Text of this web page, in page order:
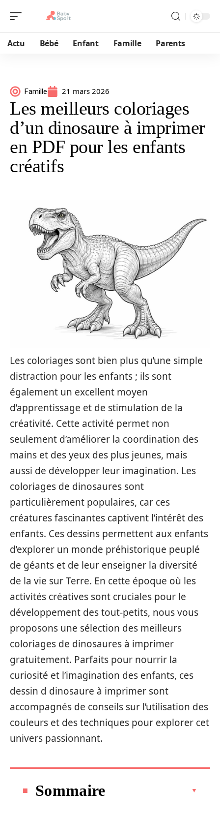
Actu Bébé Enfant Famille Parents
Famille 21 mars 2026
Les meilleurs coloriages
d’un dinosaure à imprimer
en PDF pour les enfants
créatifs
Les coloriages sont bien plus qu’une simple
distraction pour les enfants ; ils sont
également un excellent moyen
d’apprentissage et de stimulation de la
créativité. Cette activité permet non
seulement d’améliorer la coordination des
mains et des yeux des plus jeunes, mais
aussi de développer leur imagination. Les
coloriages de dinosaures sont
particulièrement populaires, car ces
créatures fascinantes captivent l’intérêt des
enfants. Ces dessins permettent aux enfants
d’explorer un monde préhistorique peuplé
de géants et de leur enseigner la diversité
de la vie sur Terre. En cette époque où les
activités créatives sont cruciales pour le
développement des tout-petits, nous vous
proposons une sélection des meilleurs
coloriages de dinosaures à imprimer
gratuitement. Parfaits pour nourrir la
curiosité et l’imagination des enfants, ces
dessin d dinosaure à imprimer sont
accompagnés de conseils sur l’utilisation des
couleurs et des techniques pour explorer cet
univers passionnant.
Sommaire